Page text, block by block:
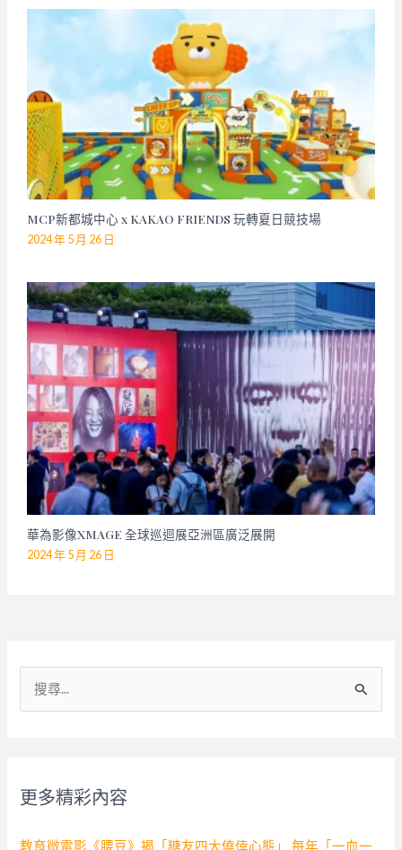
MCP新都城中心 x KAKAO FRIENDS 玩轉夏日競技場
2024 年 5 月 26 日
華為影像XMAGE 全球巡迴展亞洲區廣泛展開
2024 年 5 月 26 日
:
更多精彩內容
教育微電影《腰豆》揭「糖友四大僥倖心態」 每年「一血一